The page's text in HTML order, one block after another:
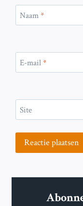
Naam*
E-mail*
Site